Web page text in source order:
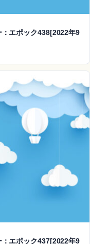
エポック438[2022年9
エポック437[2022年9